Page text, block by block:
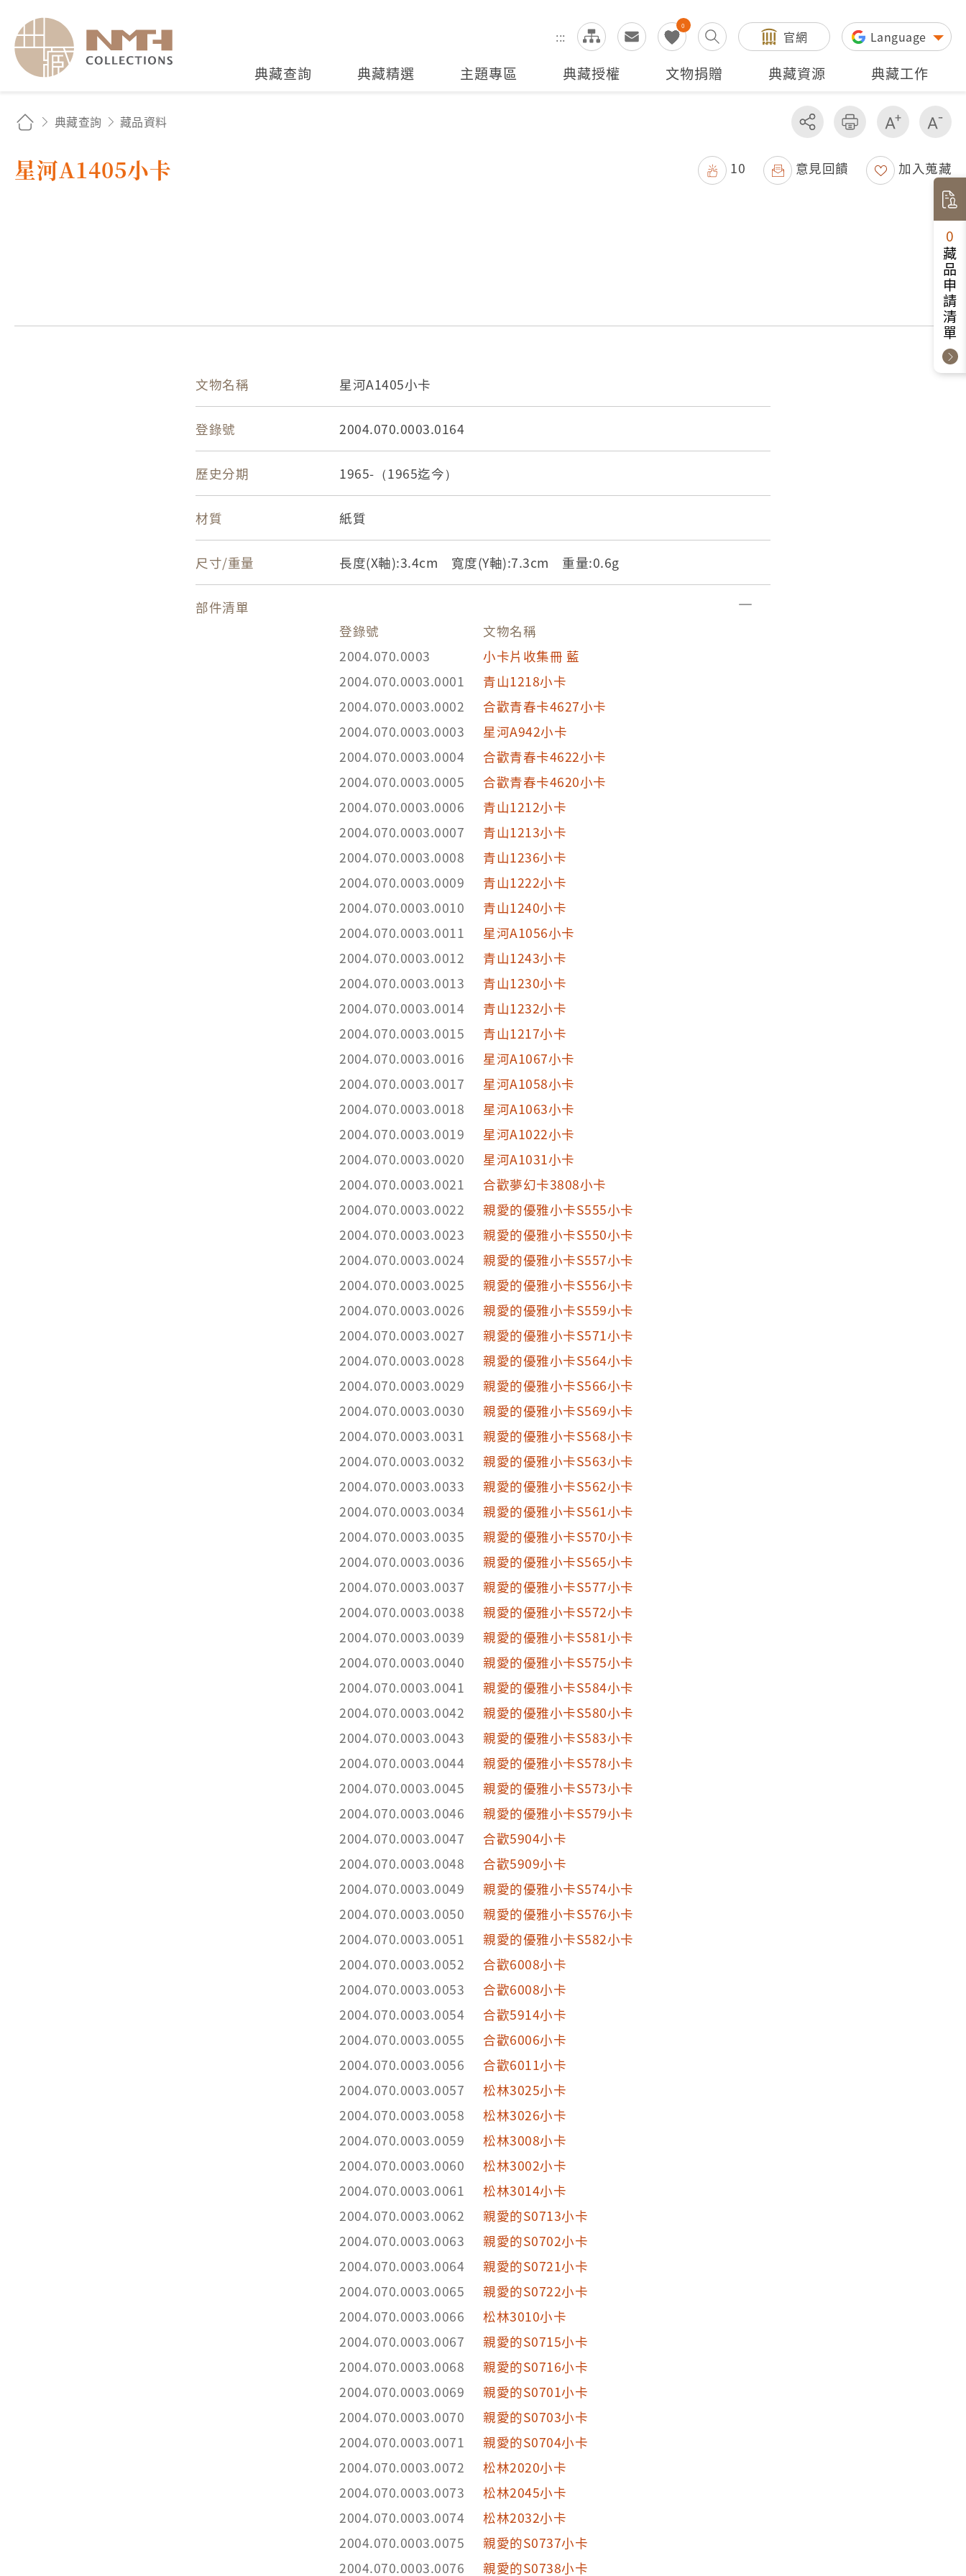
:::
0
全站搜尋 官網 Language
典藏查詢 典藏精選 主題專區 典藏授權 文物捐贈 典藏資源 典藏工作
典藏查詢 藏品資料 分享 友善列印 增加字級
星河A1405小卡 10 意見回饋 加入蒐藏
文物名稱 星河A1405小卡
登錄號 2004.070.0003.0164
歷史分期 1965-（1965迄今）
材質 紙質
尺寸/重量 長度(X軸):3.4cm 寬度(Y軸):7.3cm 重量:0.6g
部件清單
登錄號
文物名稱
2004.070.0003
小卡片收集冊 藍
2004.070.0003.0001
青山1218小卡
2004.070.0003.0002
合歡青春卡4627小卡
2004.070.0003.0003
星河A942小卡
2004.070.0003.0004
合歡青春卡4622小卡
2004.070.0003.0005
合歡青春卡4620小卡
2004.070.0003.0006
青山1212小卡
2004.070.0003.0007
青山1213小卡
2004.070.0003.0008
青山1236小卡
2004.070.0003.0009
青山1222小卡
2004.070.0003.0010
青山1240小卡
2004.070.0003.0011
星河A1056小卡
2004.070.0003.0012
青山1243小卡
2004.070.0003.0013
青山1230小卡
2004.070.0003.0014
青山1232小卡
2004.070.0003.0015
青山1217小卡
2004.070.0003.0016
星河A1067小卡
2004.070.0003.0017
星河A1058小卡
2004.070.0003.0018
星河A1063小卡
2004.070.0003.0019
星河A1022小卡
2004.070.0003.0020
星河A1031小卡
2004.070.0003.0021
合歡夢幻卡3808小卡
2004.070.0003.0022
親愛的優雅小卡S555小卡
2004.070.0003.0023
親愛的優雅小卡S550小卡
2004.070.0003.0024
親愛的優雅小卡S557小卡
2004.070.0003.0025
親愛的優雅小卡S556小卡
2004.070.0003.0026
親愛的優雅小卡S559小卡
2004.070.0003.0027
親愛的優雅小卡S571小卡
2004.070.0003.0028
親愛的優雅小卡S564小卡
2004.070.0003.0029
親愛的優雅小卡S566小卡
2004.070.0003.0030
親愛的優雅小卡S569小卡
2004.070.0003.0031
親愛的優雅小卡S568小卡
2004.070.0003.0032
親愛的優雅小卡S563小卡
2004.070.0003.0033
親愛的優雅小卡S562小卡
2004.070.0003.0034
親愛的優雅小卡S561小卡
2004.070.0003.0035
親愛的優雅小卡S570小卡
2004.070.0003.0036
親愛的優雅小卡S565小卡
2004.070.0003.0037
親愛的優雅小卡S577小卡
2004.070.0003.0038
親愛的優雅小卡S572小卡
2004.070.0003.0039
親愛的優雅小卡S581小卡
2004.070.0003.0040
親愛的優雅小卡S575小卡
2004.070.0003.0041
親愛的優雅小卡S584小卡
2004.070.0003.0042
親愛的優雅小卡S580小卡
2004.070.0003.0043
親愛的優雅小卡S583小卡
2004.070.0003.0044
親愛的優雅小卡S578小卡
2004.070.0003.0045
親愛的優雅小卡S573小卡
2004.070.0003.0046
親愛的優雅小卡S579小卡
2004.070.0003.0047
合歡5904小卡
2004.070.0003.0048
合歡5909小卡
2004.070.0003.0049
親愛的優雅小卡S574小卡
2004.070.0003.0050
親愛的優雅小卡S576小卡
2004.070.0003.0051
親愛的優雅小卡S582小卡
2004.070.0003.0052
合歡6008小卡
2004.070.0003.0053
合歡6008小卡
2004.070.0003.0054
合歡5914小卡
2004.070.0003.0055
合歡6006小卡
2004.070.0003.0056
合歡6011小卡
2004.070.0003.0057
松林3025小卡
2004.070.0003.0058
松林3026小卡
2004.070.0003.0059
松林3008小卡
2004.070.0003.0060
松林3002小卡
2004.070.0003.0061
松林3014小卡
2004.070.0003.0062
親愛的S0713小卡
2004.070.0003.0063
親愛的S0702小卡
2004.070.0003.0064
親愛的S0721小卡
2004.070.0003.0065
親愛的S0722小卡
2004.070.0003.0066
松林3010小卡
2004.070.0003.0067
親愛的S0715小卡
2004.070.0003.0068
親愛的S0716小卡
2004.070.0003.0069
親愛的S0701小卡
2004.070.0003.0070
親愛的S0703小卡
2004.070.0003.0071
親愛的S0704小卡
2004.070.0003.0072
松林2020小卡
2004.070.0003.0073
松林2045小卡
2004.070.0003.0074
松林2032小卡
2004.070.0003.0075
親愛的S0737小卡
2004.070.0003.0076
親愛的S0738小卡
0
藏品申請清單